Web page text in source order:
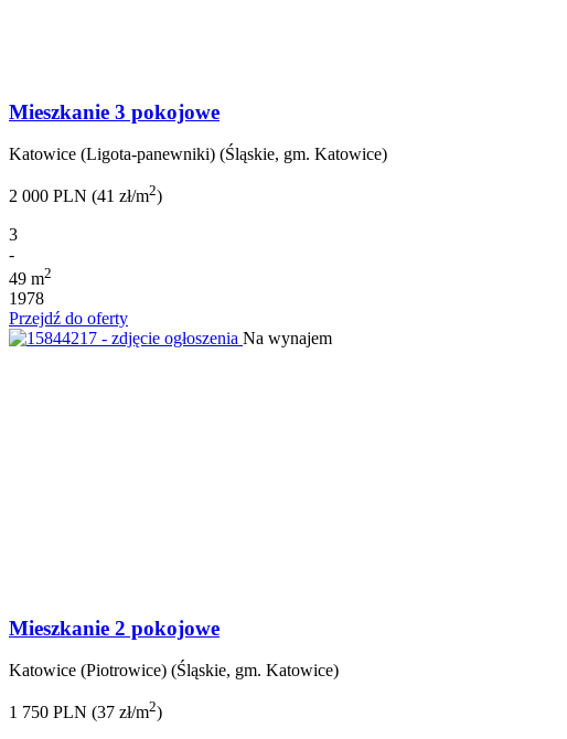
Mieszkanie 3 pokojowe
Katowice (Ligota-panewniki) (Śląskie, gm. Katowice)
2 000 PLN (41 zł/m2)
3
-
49 m2
1978
Przejdź do oferty
Na wynajem
Mieszkanie 2 pokojowe
Katowice (Piotrowice) (Śląskie, gm. Katowice)
1 750 PLN (37 zł/m2)